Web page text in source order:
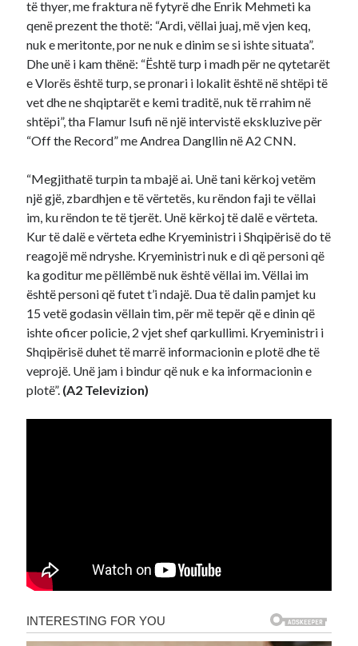
të thyer, me fraktura në fytyrë dhe Enrik Mehmeti ka
qenë prezent the thotë: “Ardi, vëllai juaj, më vjen keq,
nuk e meritonte, por ne nuk e dinim se si ishte situata”.
Dhe unë i kam thënë: “Është turp i madh për ne qytetarët
e Vlorës është turp, se pronari i lokalit është në shtëpi të
vet dhe ne shqiptarët e kemi traditë, nuk të rrahim në
shtëpi”, tha Flamur Isufi në një intervistë ekskluzive për
“Off the Record” me Andrea Dangllin në A2 CNN.
“Megjithatë turpin ta mbajë ai. Unë tani kërkoj vetëm
një gjë, zbardhjen e të vërtetës, ku rëndon faji te vëllai
im, ku rëndon te të tjerët. Unë kërkoj të dalë e vërteta.
Kur të dalë e vërteta edhe Kryeministri i Shqipërisë do të
reagojë më ndryshe. Kryeministri nuk e di që personi që
ka goditur me pëllëmbë nuk është vëllai im. Vëllai im
është personi që futet t’i ndajë. Dua të dalin pamjet ku
15 vetë godasin vëllain tim, për më tepër që e dinin që
ishte oficer policie, 2 vjet shef qarkullimi. Kryeministri i
Shqipërisë duhet të marrë informacionin e plotë dhe të
veprojë. Unë jam i bindur që nuk e ka informacionin e
plotë”. (A2 Televizion)